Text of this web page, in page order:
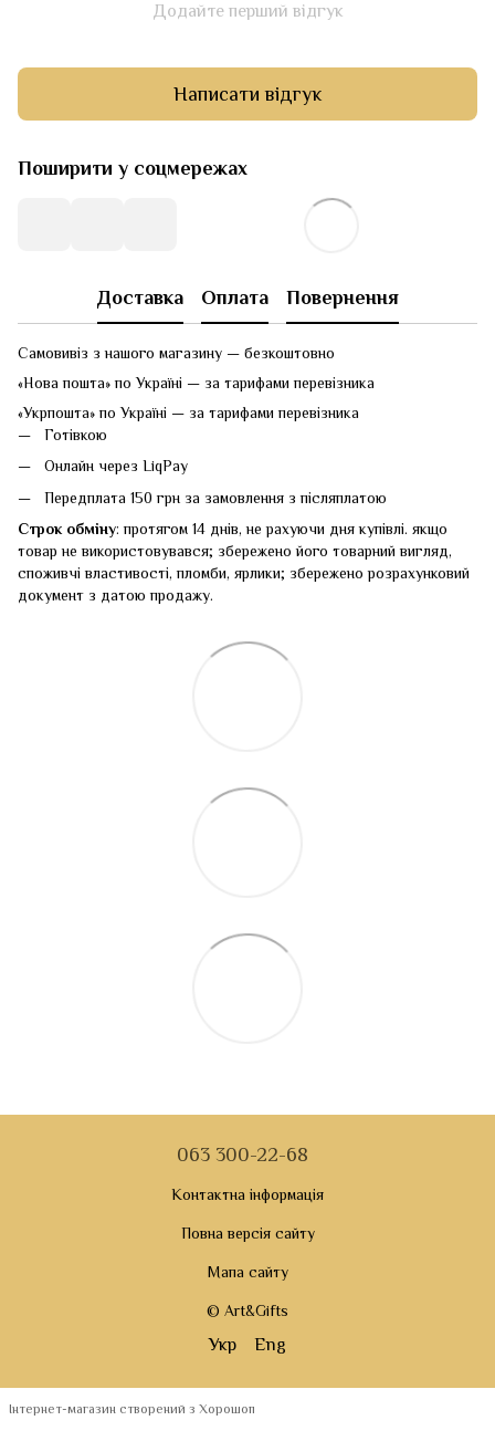
Додайте перший відгук
Написати відгук
Поширити у соцмережах
Доставка Оплата Повернення
Самовивіз з нашого магазину — безкоштовно
«Нова пошта» по Україні — за тарифами перевізника
«Укрпошта» по Україні — за тарифами перевізника
Готівкою
Онлайн через LiqPay
Передплата 150 грн за замовлення з післяплатою
Строк обміну: протягом 14 днів, не рахуючи дня купівлі. якщо
товар не використовувався; збережено його товарний вигляд,
споживчі властивості, пломби, ярлики; збережено розрахунковий
документ з датою продажу.
063 300-22-68
Контактна інформація
Повна версія сайту
Мапа сайту
© Art&Gifts
Укр Eng
Інтернет-магазин створений з Хорошоп